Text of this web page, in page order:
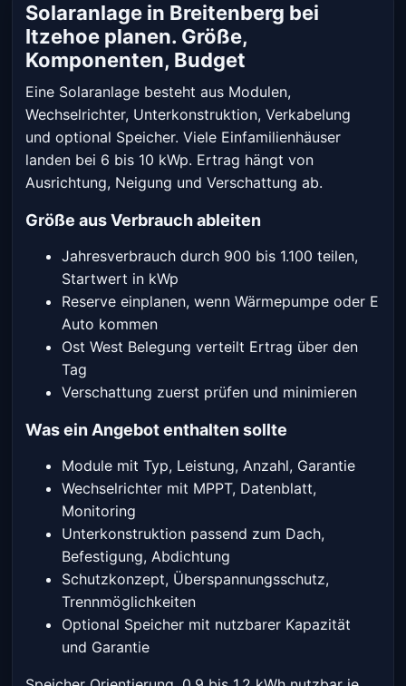
Solaranlage in Breitenberg bei
Itzehoe planen. Größe,
Komponenten, Budget
Eine Solaranlage besteht aus Modulen,
Wechselrichter, Unterkonstruktion, Verkabelung
und optional Speicher. Viele Einfamilienhäuser
landen bei 6 bis 10 kWp. Ertrag hängt von
Ausrichtung, Neigung und Verschattung ab.
Größe aus Verbrauch ableiten
Jahresverbrauch durch 900 bis 1.100 teilen,
Startwert in kWp
Reserve einplanen, wenn Wärmepumpe oder E
Auto kommen
Ost West Belegung verteilt Ertrag über den
Tag
Verschattung zuerst prüfen und minimieren
Was ein Angebot enthalten sollte
Module mit Typ, Leistung, Anzahl, Garantie
Wechselrichter mit MPPT, Datenblatt,
Monitoring
Unterkonstruktion passend zum Dach,
Befestigung, Abdichtung
Schutzkonzept, Überspannungsschutz,
Trennmöglichkeiten
Optional Speicher mit nutzbarer Kapazität
und Garantie